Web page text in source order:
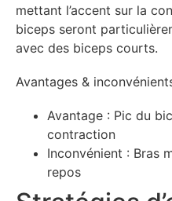
mettant l’accent sur la
biceps seront
avec des biceps courts.
Avantages &
Avantage : Pic du
contraction
Inconvénient : Bras
repos